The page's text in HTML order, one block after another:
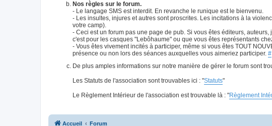
Nos règles sur le forum.
- Le langage SMS est interdit. En revanche le runique est le bienvenu.
- Les insultes, injures et autres sont proscrites. Les incitations à la
votre camp).
- Ceci est un forum pas une page de pub. Si vous êtes éditeurs,
c'est pour les casques "Lebôhaume" ou que vous êtes représentants
- Vous êtes vivement incités à participer, même si vous êtes TOUT
présence ou non lors des séances auxquelles vous aimeriez participer. #
De plus amples informations sur notre manière de gérer le forum sont
Les Statuts de l'association sont trouvables ici : "Statuts"
Le Règlement Intérieur de l'association est trouvable là : "Règlement
Accueil Forum